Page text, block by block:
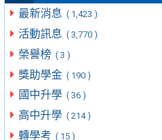
最新消息 ( 1,423 )
活動訊息 ( 3,770 )
榮譽榜 ( 3 )
獎助學金 ( 190 )
國中升學 ( 36 )
高中升學 ( 214 )
轉學考 ( 15 )